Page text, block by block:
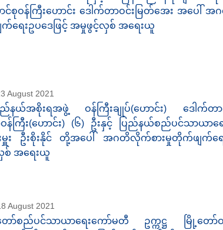
င်စုဝန်ကြီးဟောင်း ဒေါက်တာဝင်းမြတ်အေး အပေါ်
ရေးဥပဒေဖြင့် အမှုဖွင့်လှစ် အရေးယူ
August 2021
ည်နယ်အစိုးရအဖွဲ့ ဝန်ကြီးချုပ်(ဟောင်း) ဒေါက်တာ
န်ကြီး(ဟောင်း) (၆) ဦးနှင့် ပြည်နယ်စည်ပင်သာယာ
းမှူး ဦးစိုးနိုင် တို့အပေါ် အဂတိလိုက်စားမှုတိုက်ဖျက်ရေ
စ် အရေးယူ
August 2021
ော်စည်ပင်သာယာရေးကော်မတီ ဥက္ကဋ္ဌ မြို့တော်ဝန်